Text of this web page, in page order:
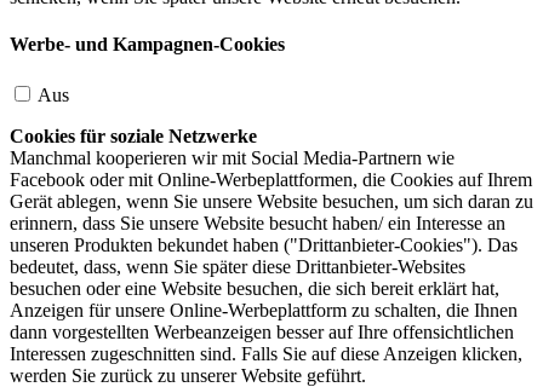
Werbe- und Kampagnen-Cookies
Aus
Cookies für soziale Netzwerke
Manchmal kooperieren wir mit Social Media-Partnern wie
Facebook oder mit Online-Werbeplattformen, die Cookies auf Ihrem
Gerät ablegen, wenn Sie unsere Website besuchen, um sich daran zu
erinnern, dass Sie unsere Website besucht haben/ ein Interesse an
unseren Produkten bekundet haben ("Drittanbieter-Cookies"). Das
bedeutet, dass, wenn Sie später diese Drittanbieter-Websites
besuchen oder eine Website besuchen, die sich bereit erklärt hat,
Anzeigen für unsere Online-Werbeplattform zu schalten, die Ihnen
dann vorgestellten Werbeanzeigen besser auf Ihre offensichtlichen
Interessen zugeschnitten sind. Falls Sie auf diese Anzeigen klicken,
werden Sie zurück zu unserer Website geführt.